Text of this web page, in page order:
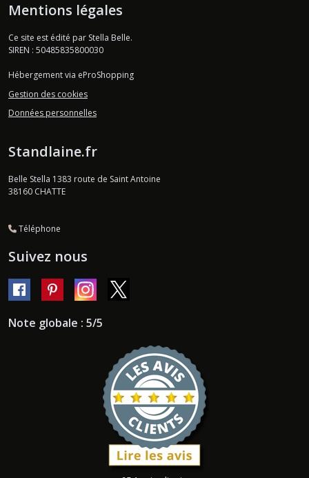
Mentions légales
Ce site est édité par Stella Belle.
SIREN : 50485835800030
Hébergement via eProShopping
Gestion des cookies
Données personnelles
Standlaine.fr
Belle Stella 1383 route de Saint Antoine
38160 CHATTE
Téléphone
Suivez nous
Note globale : 5/5